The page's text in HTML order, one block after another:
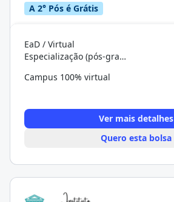
A 2° Pós é Grátis
EaD / Virtual
Especialização (pós-graduação)
Campus 100% virtual
Ver mais detalhes
Quero esta bolsa